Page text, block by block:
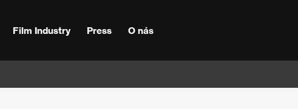
Film Industry Press O nás